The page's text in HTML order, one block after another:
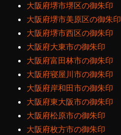
大阪府堺市堺区の御朱印
大阪府堺市美原区の御朱印
大阪府堺市西区の御朱印
大阪府大東市の御朱印
大阪府富田林市の御朱印
大阪府寝屋川市の御朱印
大阪府岸和田市の御朱印
大阪府東大阪市の御朱印
大阪府松原市の御朱印
大阪府枚方市の御朱印